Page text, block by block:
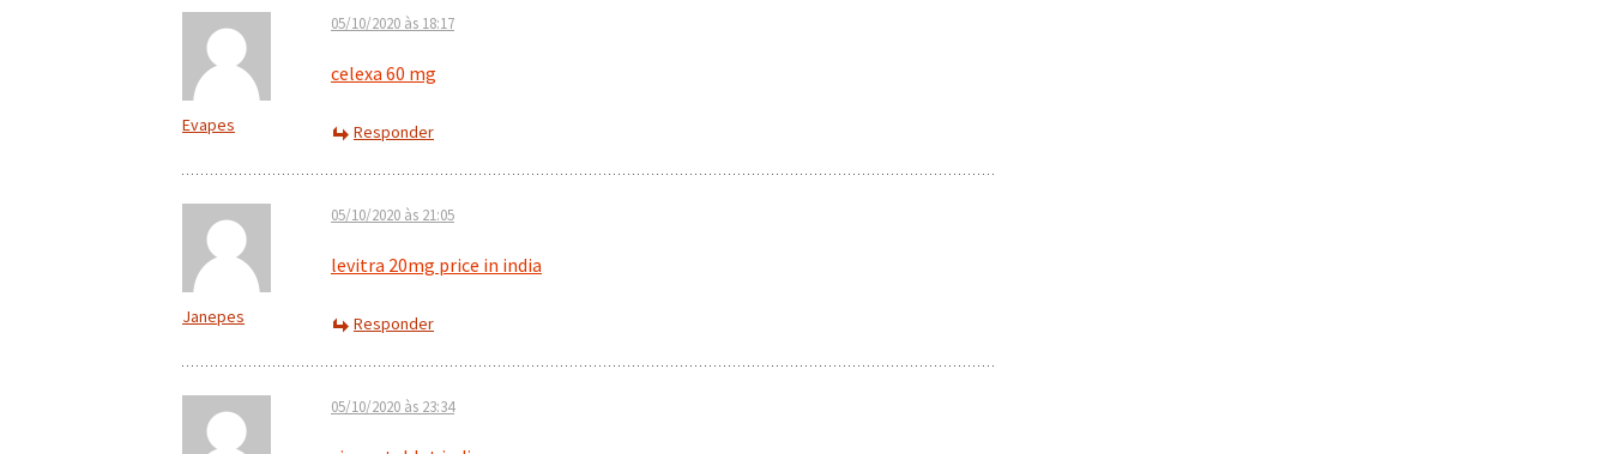
Evapes
05/10/2020 às 18:17
celexa 60 mg
Responder
Janepes
05/10/2020 às 21:05
levitra 20mg price in india
Responder
05/10/2020 às 23:34